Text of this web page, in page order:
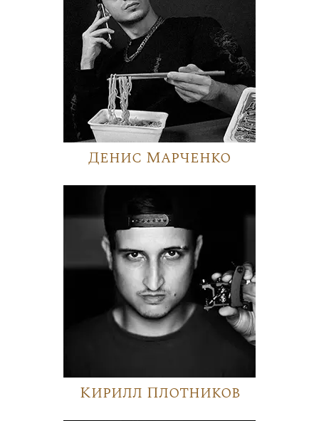
Денис Марченко
Кирилл Плотников